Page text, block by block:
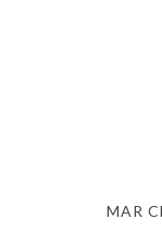
MAR